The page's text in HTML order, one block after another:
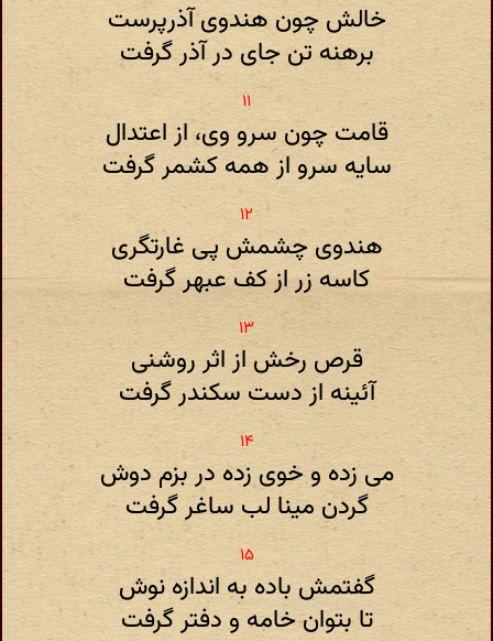
خالش چون هندوی آذرپرست
برهنه تن جای در آذر گرفت
قامت چون سرو وی، از اعتدال
سایه سرو از همه کشمر گرفت
هندوی چشمش پی غارتگری
کاسه زر از کف عبهر گرفت
قرص رخش از اثر روشنی
آئینه از دست سکندر گرفت
می زده و خوی زده در بزم دوش
گردن مینا لب ساغر گرفت
گفتمش باده به اندازه نوش
تا بتوان خامه و دفتر گرفت